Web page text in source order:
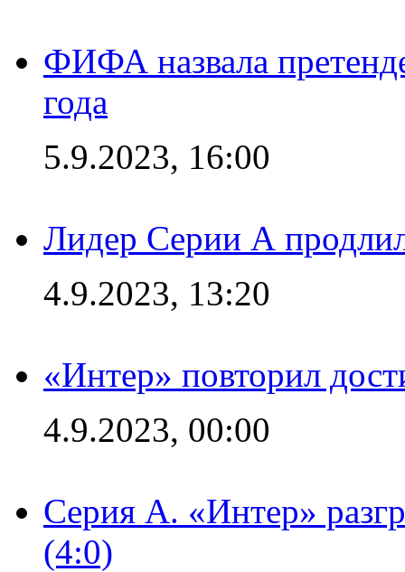
ФИФА назвала
года
5.9.2023, 16:00
Лидер Серии А
4.9.2023, 13:20
«Интер» повторил
4.9.2023, 00:00
Серия А. «Интер»
(4:0)